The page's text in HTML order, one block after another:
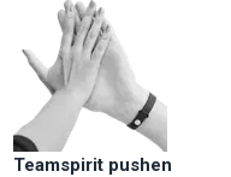
Teamspirit pushen